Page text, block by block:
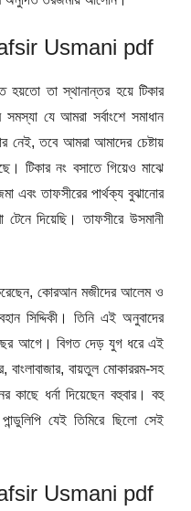
Usmani pdf
হয়তো তা স্থানান্তর হয়ে টিকার
যে আমরা সর্বাংশে সমাধান
নেই, তবে আমরা আমাদের চেষ্টায়
টিকার নং বসাতে গিয়েও মাঝে
এবং তাফসীরের পার্থক্য বুঝানোর
দিয়েছি। তাফসীরে উসমানী
কোরআন মজীদের আলেম ও
সিদ্দিকী। তিনি এই অনুবাদের
আগে। বিগত দেড় যুগ ধরে এই
বাংলাবাজার, বায়তুল মোকাররম-সহ
কাছে ধর্না দিয়েছেন বহুবার। বহু
যেই তিমিরে ছিলো সেই
Usmani pdf